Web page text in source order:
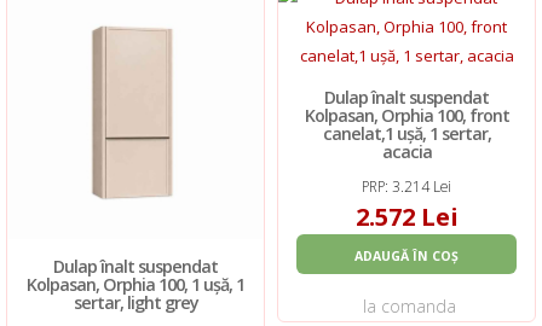
Dulap înalt suspendat
Kolpasan, Orphia 100, 1 ușă, 1
sertar, light grey
Dulap înalt suspendat
Kolpasan, Orphia 100, front
canelat,1 ușă, 1 sertar,
acacia
PRP: 3.214 Lei
2.572 Lei
ADAUGĂ ÎN COȘ
la comanda